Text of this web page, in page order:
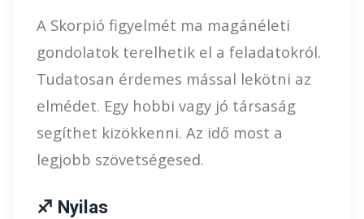
A Skorpió figyelmét ma magánéleti
gondolatok terelhetik el a feladatokról.
Tudatosan érdemes mással lekötni az
elmédet. Egy hobbi vagy jó társaság
segíthet kizökkenni. Az idő most a
legjobb szövetségesed.
♐ Nyilas